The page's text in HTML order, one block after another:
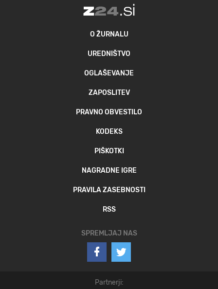
O ŽURNALU
UREDNIŠTVO
OGLAŠEVANJE
ZAPOSLITEV
PRAVNO OBVESTILO
KODEKS
PIŠKOTKI
NAGRADNE IGRE
PRAVILA ZASEBNOSTI
RSS
SPREMLJAJ NAS
Partnerji: